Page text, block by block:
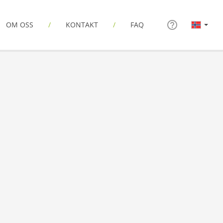
OM OSS KONTAKT FAQ